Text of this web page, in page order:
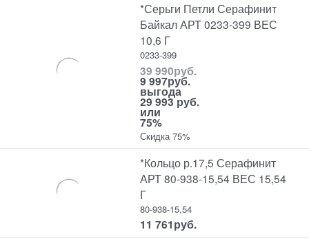
*Серьги Петли Серафинит
Байкал АРТ 0233-399 ВЕС
10,6 Г
0233-399
39 990руб.
9 997руб.
выгода
29 993 руб.
или
75%
Скидка 75%
*Кольцо р.17,5 Серафинит
АРТ 80-938-15,54 ВЕС 15,54
Г
80-938-15,54
11 761руб.